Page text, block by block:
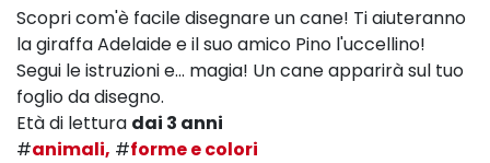
Scopri com'è facile disegnare un cane! Ti aiuteranno
la giraffa Adelaide e il suo amico Pino l'uccellino!
Segui le istruzioni e... magia! Un cane apparirà sul tuo
foglio da disegno.
Età di lettura dai 3 anni
#animali, #forme e colori